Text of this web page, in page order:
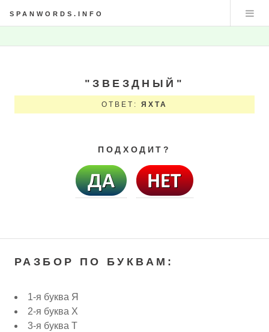
SPANWORDS.INFO
"ЗВЕЗДНЫЙ"
ОТВЕТ:ЯХТА
ПОДХОДИТ?
РАЗБОР ПО БУКВАМ:
1-я буква Я
2-я буква Х
3-я буква Т